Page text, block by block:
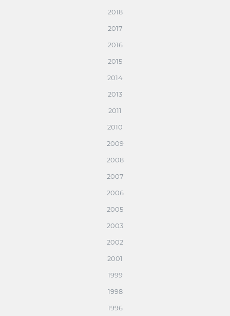
2018
2017
2016
2015
2014
2013
2011
2010
2009
2008
2007
2006
2005
2003
2002
2001
1999
1998
1996